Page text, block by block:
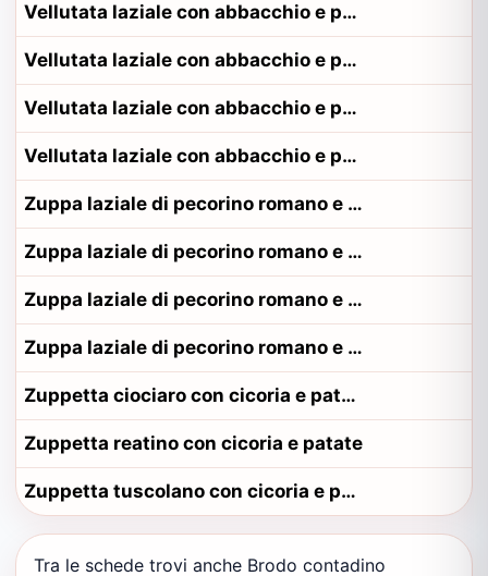
Vellutata laziale con abbacchio e pane
Vellutata laziale con abbacchio e pane alla contadina pontino
Vellutata laziale con abbacchio e pane alla contadina romano
Vellutata laziale con abbacchio e pane alla contadina viterbese
Zuppa laziale di pecorino romano e guanciale
Zuppa laziale di pecorino romano e guanciale alla contadina pontino
Zuppa laziale di pecorino romano e guanciale alla contadina romano
Zuppa laziale di pecorino romano e guanciale alla contadina viterbese
Zuppetta ciociaro con cicoria e patate
Zuppetta reatino con cicoria e patate
Zuppetta tuscolano con cicoria e patate
Tra le schede trovi anche Brodo contadino